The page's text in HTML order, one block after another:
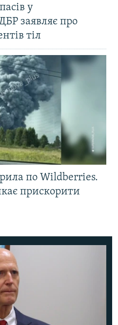
у
заявляє про
тіл
по Wildberries.
прискорити